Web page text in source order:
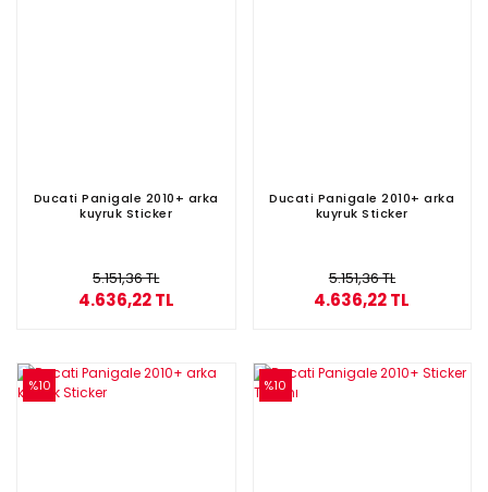
Ducati Panigale 2010+ arka
kuyruk Sticker
5.151,36 TL
4.636,22 TL
Ducati Panigale 2010+ arka
kuyruk Sticker
5.151,36 TL
4.636,22 TL
%10 %10